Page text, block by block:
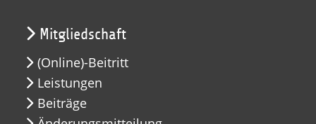
Mitgliedschaft
(Online)-Beitritt
Leistungen
Beiträge